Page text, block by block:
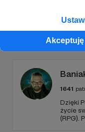
Promowani
1641
Dzięki
życie
(RPG).